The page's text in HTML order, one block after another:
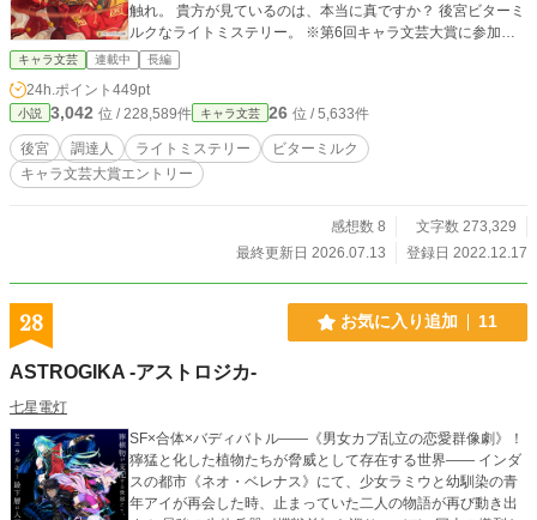
触れ。 貴方が見ているのは、本当に真ですか？ 後宮ビターミ
ルクなライトミステリー。 ※第6回キャラ文芸大賞に参加し
ています。
キャラ文芸 連載中 長編
24h.ポイント 449pt
小説 3,042 位 / 228,589件 キャラ文芸 26 位 / 5,633件
後宮 調達人 ライトミステリー
ビターミルク
キャラ文芸大賞エントリー
感想数 8
文字数 273,329
最終更新日 2026.07.13
登録日 2022.12.17
28 お気に入り追加 11
ASTROGIKA -アストロジカ-
七星電灯
SF×合体×バディバトル――《男女カプ乱立の恋愛群像劇》！
獰猛と化した植物たちが脅威として存在する世界―― インダ
スの都市《ネオ・ベレナス》にて、少女ラミウと幼馴染の青
年アイが再会した時、止まっていた二人の物語が再び動き出